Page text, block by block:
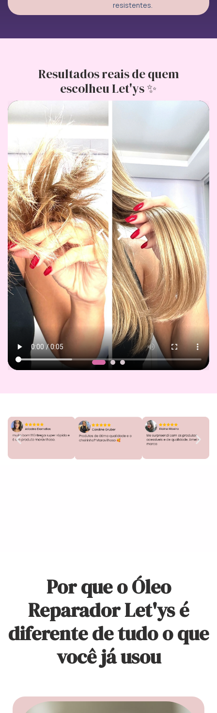
resistentes.
Resultados reais de quem
escolheu Let'ys ✨
Por que o Óleo
Reparador Let'ys é
diferente de tudo o que
você já usou